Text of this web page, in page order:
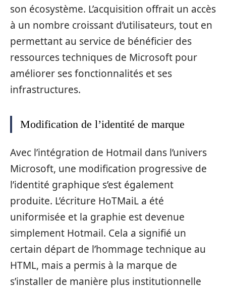
son écosystème. L’acquisition offrait un accès
à un nombre croissant d’utilisateurs, tout en
permettant au service de bénéficier des
ressources techniques de Microsoft pour
améliorer ses fonctionnalités et ses
infrastructures.
Modification de l’identité de marque
Avec l’intégration de Hotmail dans l’univers
Microsoft, une modification progressive de
l’identité graphique s’est également
produite. L’écriture HoTMaiL a été
uniformisée et la graphie est devenue
simplement Hotmail. Cela a signifié un
certain départ de l’hommage technique au
HTML, mais a permis à la marque de
s’installer de manière plus institutionnelle